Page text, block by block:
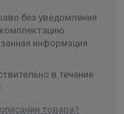
без уведомления
информация
в течение
товара?